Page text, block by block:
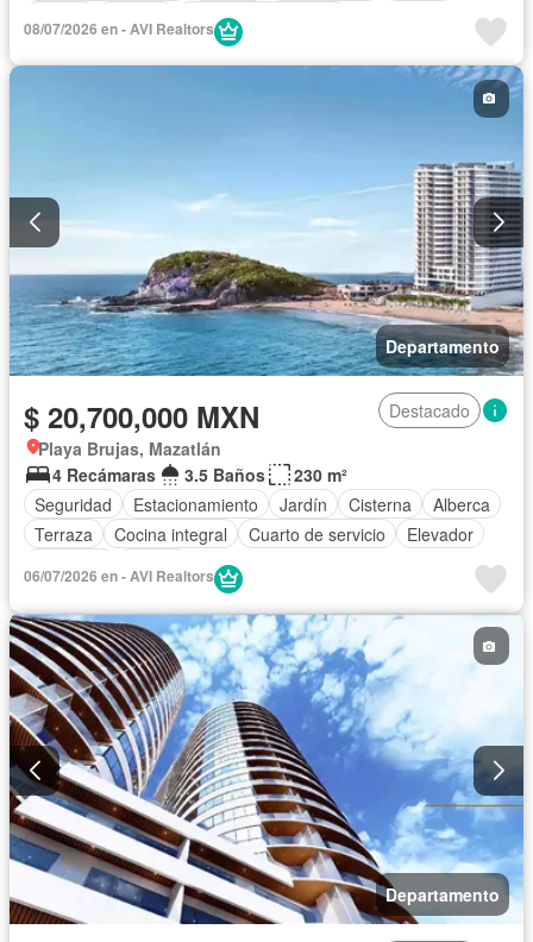
Caseta de vigilancia
Circuito cerrado de televisión
Cocina equipada
Cuarto de Limpieza
Seguridad
Televisión por cable
Terraza
Vista panorámica
Zonas verdes
Completamente amueblado
08/07/2026 en - AVI Realtors
Departamento
$ 20,700,000 MXN
Destacado
Playa Brujas, Mazatlán
4 Recámaras
3.5 Baños
230 m²
Seguridad
Estacionamiento Jardín Cisterna
Alberca
Terraza
Cocina integral Cuarto de servicio
Elevador
Acceso para personas con discapacidad
Cocina equipada
Zona infantil
Sala polivalente Internet
Bodega
Aire acondicionado
Circuito cerrado de televisión
Electricidad
Jacuzzi Agua
Cuarto de Limpieza
Cancha de tenis
Televisión por cable
Asador
Zonas verdes
Despacho
Vista panorámica
Recámara con closet
Caseta de vigilancia
Sauna
Conserje
Wifi Sin amueblar
06/07/2026 en - AVI Realtors
Departamento